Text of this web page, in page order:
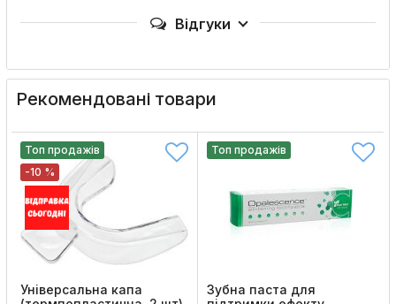
Відгуки
Рекомендовані товари
Топ продажів
-10 %
Універсальна капа
Топ продажів
Зубна паста для